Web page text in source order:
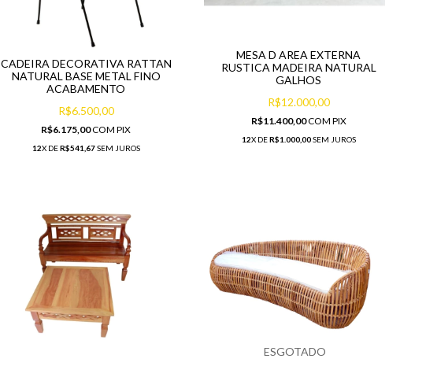
CADEIRA DECORATIVA RATTAN
NATURAL BASE METAL FINO
ACABAMENTO
R$6.500,00
R$6.175,00COM PIX
12X DER$541,67SEM JUROS
MESA D AREA EXTERNA
RUSTICA MADEIRA NATURAL
GALHOS
R$12.000,00
R$11.400,00COM PIX
12X DER$1.000,00SEM JUROS
ESGOTADO